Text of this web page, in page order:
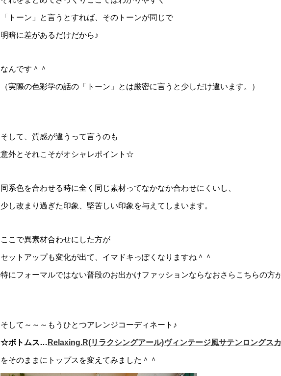
「トーン」と言うとすれば、そのトーンが同じで
明暗に差があるだけだから♪
なんです＾＾
（実際の色彩学の話の「トーン」とは厳密に言うと少しだけ違います。）
そして、質感が違うって言うのも
意外とそれこそがオシャレポイント☆
同系色を合わせる時に全く同じ素材ってなかなか合わせにくいし、
少し改まり過ぎた印象、堅苦しい印象を与えてしまいます。
ここで異素材合わせにした方が
セットアップも変化が出て、イマドキっぽくなりますね＾＾
特にフォーマルではない普段のお出かけファッションならなおさらこちらの方
そして～～～もうひとつアレンジコーディネート♪
☆ボトムス… Relaxing.R(リラクシングアール)ヴィンテージ風サテンロングス
をそのままにトップスを変えてみました＾＾